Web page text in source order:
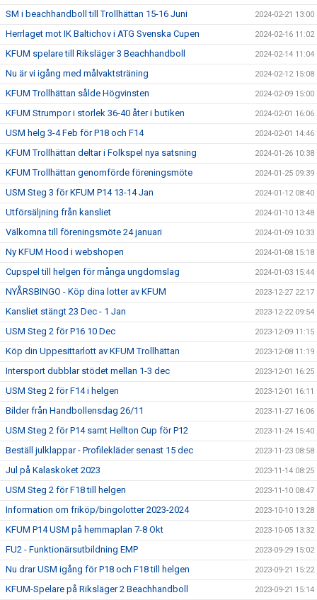
SM i beachhandboll till Trollhättan 15-16 Juni 2024-02-21 13:00
Herrlaget mot IK Baltichov i ATG Svenska Cupen 2024-02-16 11:02
KFUM spelare till Riksläger 3 Beachhandboll 2024-02-14 11:04
Nu är vi igång med målvaktsträning 2024-02-12 15:08
KFUM Trollhättan sålde Högvinsten 2024-02-09 15:00
KFUM Strumpor i storlek 36-40 åter i butiken 2024-02-01 16:06
USM helg 3-4 Feb för P18 och F14 2024-02-01 14:46
KFUM Trollhättan deltar i Folkspel nya satsning 2024-01-26 10:38
KFUM Trollhättan genomförde föreningsmöte 2024-01-25 09:39
USM Steg 3 för KFUM P14 13-14 Jan 2024-01-12 08:40
Utförsäljning från kansliet 2024-01-10 13:48
Välkomna till föreningsmöte 24 januari 2024-01-09 10:33
Ny KFUM Hood i webshopen 2024-01-08 15:18
Cupspel till helgen för många ungdomslag 2024-01-03 15:44
NYÅRSBINGO - Köp dina lotter av KFUM 2023-12-27 22:17
Kansliet stängt 23 Dec - 1 Jan 2023-12-22 09:54
USM Steg 2 för P16 10 Dec 2023-12-09 11:15
Köp din Uppesittarlott av KFUM Trollhättan 2023-12-08 11:19
Intersport dubblar stödet mellan 1-3 dec 2023-12-01 16:25
USM Steg 2 för F14 i helgen 2023-12-01 16:11
Bilder från Handbollensdag 26/11 2023-11-27 16:06
USM Steg 2 för P14 samt Hellton Cup för P12 2023-11-24 15:40
Beställ julklappar - Profilekläder senast 15 dec 2023-11-23 08:58
Jul på Kalaskoket 2023 2023-11-14 08:25
USM Steg 2 för F18 till helgen 2023-11-10 08:47
Information om friköp/bingolotter 2023-2024 2023-10-10 13:28
KFUM P14 USM på hemmaplan 7-8 Okt 2023-10-05 13:32
FU2 - Funktionärsutbildning EMP 2023-09-29 15:02
Nu drar USM igång för P18 och F18 till helgen 2023-09-21 15:22
KFUM-Spelare på Riksläger 2 Beachhandboll 2023-09-21 15:14